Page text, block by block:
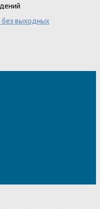
без выходных